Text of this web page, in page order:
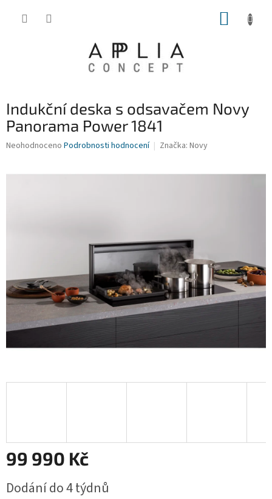
Indukční deska s odsavačem Novy
Panorama Power 1841
Průměrné
Neohodnoceno Podrobnosti hodnocení Značka: Novy
99 990 Kč
cena:
Dodání do 4 týdnů